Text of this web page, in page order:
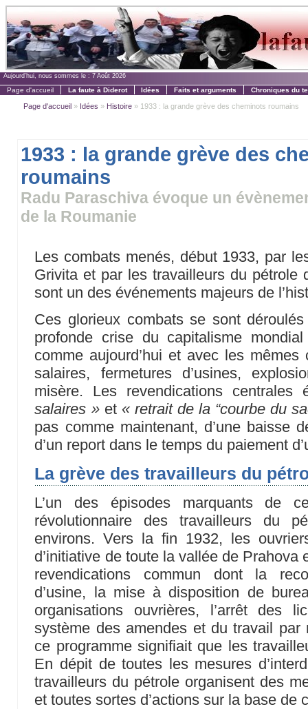
Aujourd'hui, nous sommes le : 7 Août 2026
Page d'accueil La faute à Diderot Idées Faits et arguments Chroniques du
Page d'accueil » Idées » Histoire » 1933 : la grande grève des cheminots roumains
1933 : la grande grève des
roumains
Radu Paraschiva évoque un
de la Roumanie
Les combats menés, début 1933, par
Grivita et par les travailleurs du pétrole
sont un des événements majeurs de
Ces glorieux combats se sont
profonde crise du capitalisme
comme aujourd’hui et avec les
salaires, fermetures d’usines,
misère. Les revendications centrales
salaires »et « retrait de la “courbe du
pas comme maintenant, d’une baisse
d’un report dans le temps du paiement
La grève des travailleurs du
L’un des épisodes marquants de
révolutionnaire des travailleurs du
environs. Vers la fin 1932, les
d’initiative de toute la vallée de Prahova
revendications commun dont la
d’usine, la mise à disposition de
organisations ouvrières, l’arrêt des
système des amendes et du travail par
ce programme signifiait que les
En dépit de toutes les mesures
travailleurs du pétrole organisent des
et toutes sortes d’actions sur la base de